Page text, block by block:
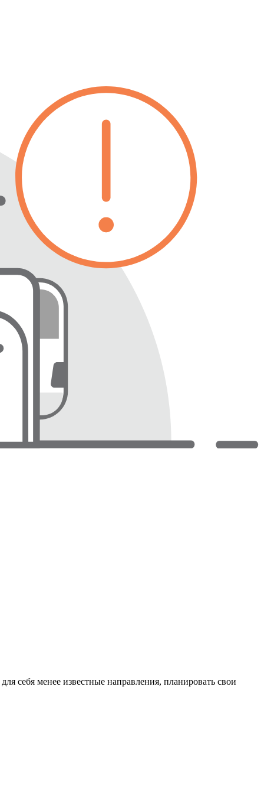
себя менее известные направления, планировать свои